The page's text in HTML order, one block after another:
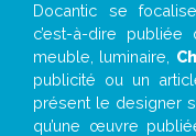
Docantic se
c’est-à-dire
meuble, luminaire,
publicité ou un
présent le designer
qu’une œuvre